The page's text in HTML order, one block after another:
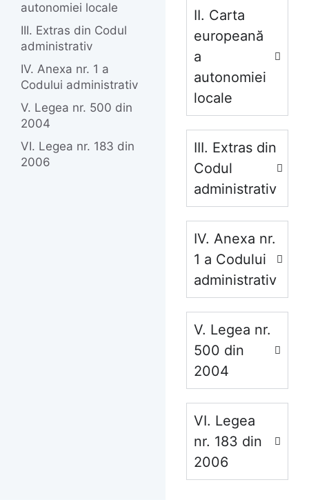
autonomiei locale
III. Extras din Codul
administrativ
IV. Anexa nr. 1 a
Codului administrativ
V. Legea nr. 500 din
2004
VI. Legea nr. 183 din
2006
II. Carta
europeană
a
autonomiei
locale
III. Extras din
Codul
administrativ
IV. Anexa nr.
1 a Codului
administrativ
V. Legea nr.
500 din
2004
VI. Legea
nr. 183 din
2006